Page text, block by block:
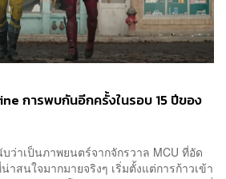
การพบกันอีกครั้งในรอบ 15 ปีของ
บว่าเป็นภาพยนตร์จากจักรวาล MCU ที่อัด
สนใจมากมายจริงๆ เริ่มตั้งแต่การก้าวเข้า